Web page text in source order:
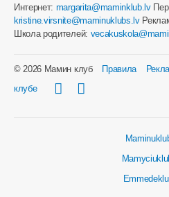
Интернет: margarita@maminklub.lv
kristine.virsnite@maminuklubs.lv
Школа родителей:
© 2026 Мамин клуб Правила
клубе